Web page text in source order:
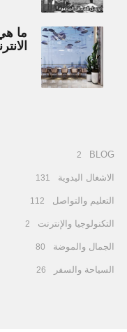
ما
BLOG
2
الاشغال اليدوية 131
التعليم والتواصل 112
التكنولوجيا والإنترنت 2
الجمال والموضة 80
السياحة والسفر 26